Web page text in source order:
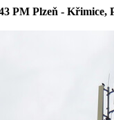
PM Plzeň - Křimice,